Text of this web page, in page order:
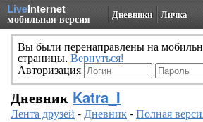
LiveInternet
мобильная версия Дневники Личка
Вы были перенаправлены на
страницы. Вернуться!
Авторизация
Дневник Katra_I
Лента друзей -Дневник-Полная